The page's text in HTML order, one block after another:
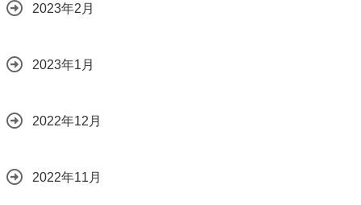
2023年2月
2023年1月
2022年12月
2022年11月